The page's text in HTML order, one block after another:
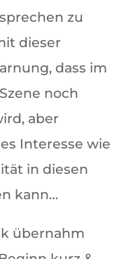
zu
dieser
dass im
noch
aber
Interesse wie
in diesen
kann…
übernahm